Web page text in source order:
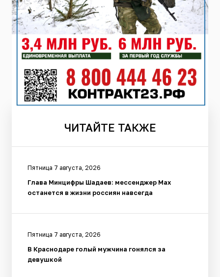
ЧИТАЙТЕ ТАКЖЕ
Пятница 7 августа, 2026
Глава Минцифры Шадаев: мессенджер Max
останется в жизни россиян навсегда
Пятница 7 августа, 2026
В Краснодаре голый мужчина гонялся за
девушкой